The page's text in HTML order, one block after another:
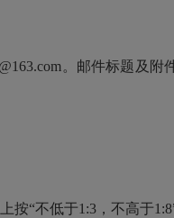
。 邮件标题及附
“不低于1:3，不高于